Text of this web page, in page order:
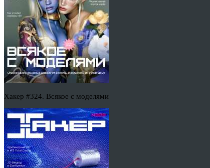
Хакер #324. Всякое с моделями